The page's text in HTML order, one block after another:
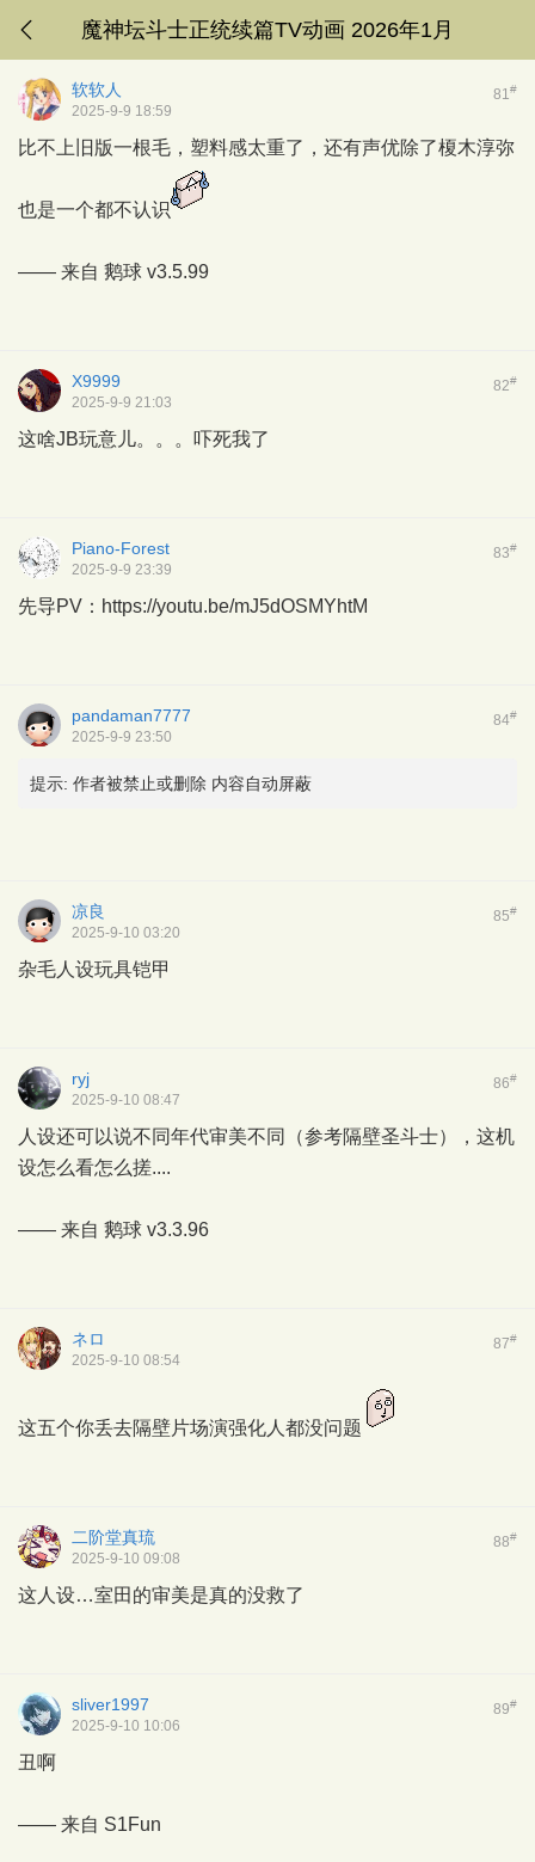
魔神坛斗士正统续篇TV动画 2026年1月
81#
软软人
2025-9-9 18:59
比不上旧版一根毛，塑料感太重了，还有声优除了榎木淳弥
也是一个都不认识
—— 来自 鹅球 v3.5.99
82#
X9999
2025-9-9 21:03
这啥JB玩意儿。。。吓死我了
83#
Piano-Forest
2025-9-9 23:39
先导PV： https://youtu.be/mJ5dOSMYhtM
84#
pandaman7777
2025-9-9 23:50
提示: 作者被禁止或删除 内容自动屏蔽
85#
凉良
2025-9-10 03:20
杂毛人设玩具铠甲
86#
ryj
2025-9-10 08:47
人设还可以说不同年代审美不同（参考隔壁圣斗士），这机
设怎么看怎么搓....
—— 来自 鹅球 v3.3.96
87#
ネロ
2025-9-10 08:54
这五个你丢去隔壁片场演强化人都没问题
88#
二阶堂真琉
2025-9-10 09:08
这人设…室田的审美是真的没救了
89#
sliver1997
2025-9-10 10:06
丑啊
—— 来自 S1Fun